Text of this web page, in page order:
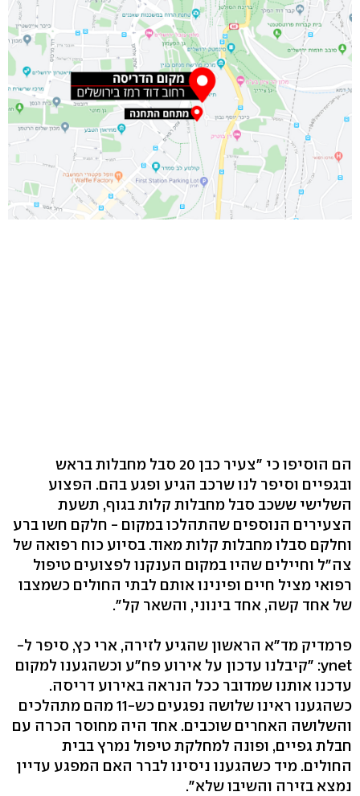
הם הוסיפו כי "צעיר כבן 20 סבל מחבלות בראש
ובגפיים וסיפר לנו שרכב הגיע ופגע בהם. הפצוע
השלישי ששכב סבל מחבלות קלות בגוף, תשעת
הצעירים הנוספים שהתהלכו במקום - חלקם חשו ברע
וחלקם סבלו מחבלות קלות מאוד. בסיוע כוח רפואה של
צה"ל וחיילים שהיו במקום הענקנו לפצועים טיפול
רפואי מציל חיים ופינינו אותם לבתי החולים כשמצבו
של אחד קשה, אחד בינוני, והשאר קל".
פרמדיק מד"א הראשון שהגיע לזירה, ארי כץ, סיפר ל-
ynet: "קיבלנו עדכון על אירוע פח"ע וכשהגענו למקום
עדכנו אותנו שמדובר ככל הנראה באירוע דריסה.
כשהגענו ראינו שלושה נפגעים כש-11 מהם מתהלכים
והשלושה האחרים שוכבים. אחד היה מחוסר הכרה עם
חבלת גפיים, ופונה למחלקת טיפול נמרץ בבית
החולים. מיד כשהגענו ניסינו לברר האם המפגע עדיין
נמצא בזירה והשיבו שלא".